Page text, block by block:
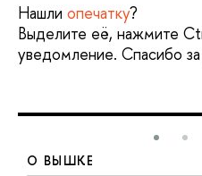
Нашли опечатку?
Выделите её, нажмите
уведомление. Спасибо за
О ВЫШКЕ